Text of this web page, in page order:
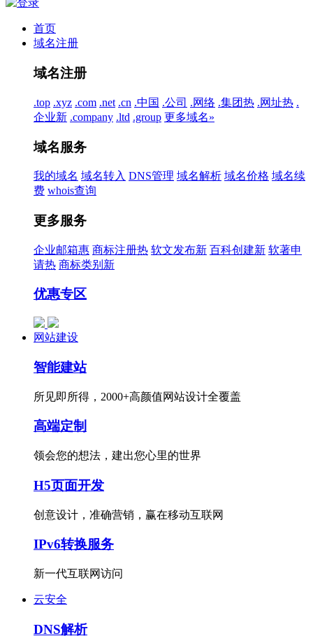
首页
域名注册
域名注册
.top .xyz .com .net .cn .中国 .公司 .网络 .集团热 .网址热 .
企业新 .company .ltd .group 更多域名»
域名服务
我的域名 域名转入 DNS管理 域名解析 域名价格 域名续
费 whois查询
更多服务
企业邮箱惠 商标注册热 软文发布新 百科创建新 软著申
请热 商标类别 新
优惠专区
网站建设
智能建站
所见即所得，2000+高颜值网站设计全覆盖
高端定制
领会您的想法，建出您心里的世界
H5页面开发
创意设计，准确营销，赢在移动互联网
IPv6转换服务
新一代互联网访问
云安全
DNS解析